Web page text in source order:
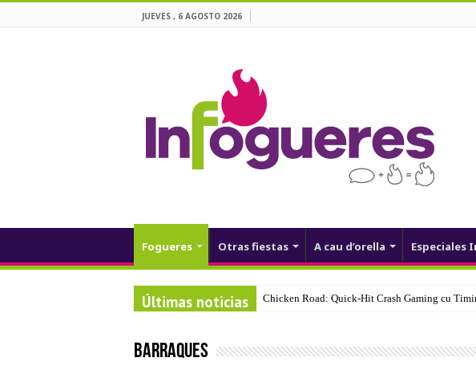
JUEVES , 6 AGOSTO 2026
Fogueres Otras fiestas A cau d’orella Especiales
Últimas noticias Chicken Road: Quick‑Hit Crash Gaming cu
Barraques